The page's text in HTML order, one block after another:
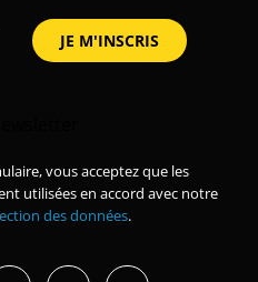
vous acceptez que les
utilisées en accord avec notre
des données.